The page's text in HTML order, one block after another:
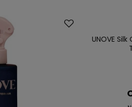
Nowość
UNOVE